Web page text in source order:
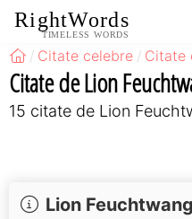
RightWords
TIMELESS WORDS
Citate celebre Citate
Citate de Lion
15 citate de Lion
Lion